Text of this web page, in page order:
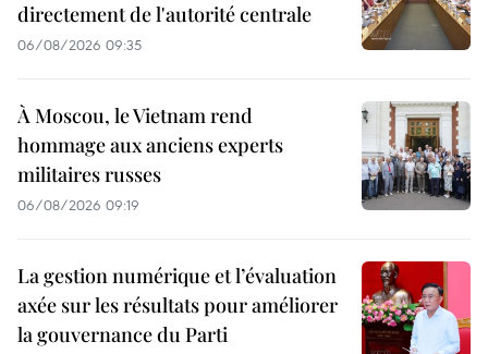
directement de l'autorité centrale
06/08/2026 09:35
À Moscou, le Vietnam rend
hommage aux anciens experts
militaires russes
06/08/2026 09:19
La gestion numérique et l’évaluation
axée sur les résultats pour améliorer
la gouvernance du Parti